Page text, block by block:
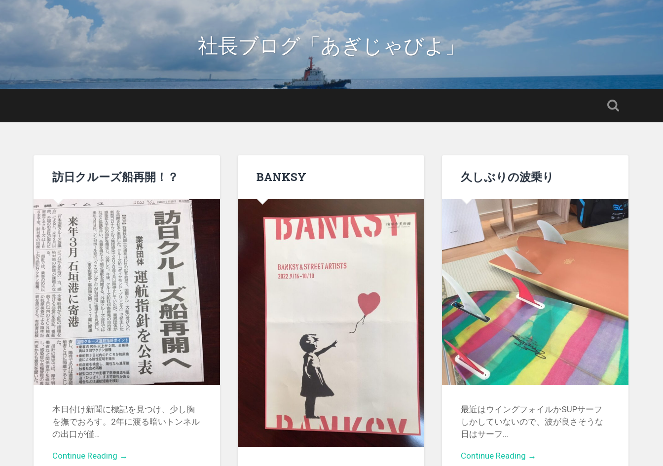
社長ブログ「あぎじゃびよ」
訪日クルーズ船再開！？
本日付け新聞に標記を見つけ、少し胸
を撫でおろす。2年に渡る暗いトンネル
の出口が僅…
Continue Reading →
BANKSY 久しぶりの波乗り
最近はウイングフォイルかSUPサーフ
しかしていないので、波が良さそうな
日はサーフ…
Continue Reading →